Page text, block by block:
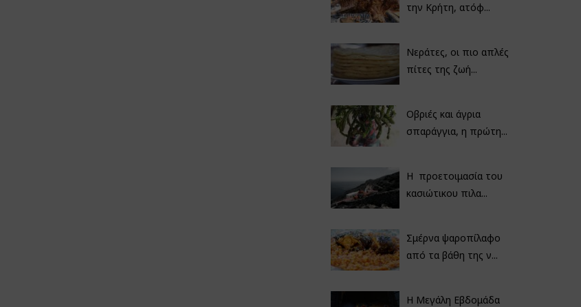
την Κρήτη, ατόφ...
Νεράτες, οι πιο απλές
πίτες της ζωή...
Οβριές και άγρια
σπαράγγια, η πρώτη...
Η προετοιμασία του
κασιώτικου πιλα...
Σμέρνα ψαροπίλαφο
από τα βάθη της ν...
Η Μεγάλη Εβδομάδα